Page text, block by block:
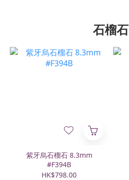
石榴石
紫牙烏石榴石 8.3mm
#F394B
HK$798.00